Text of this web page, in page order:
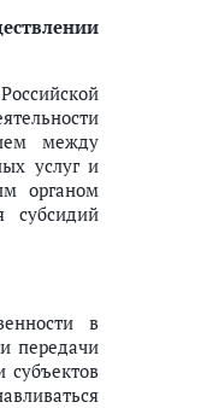
между
услуг и
органом
субсидий
в
передачи
субъектов